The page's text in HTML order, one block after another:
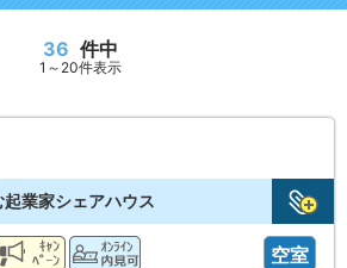
36 件中
1～20件表示
業家シェアハウス
空室